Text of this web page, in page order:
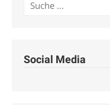
Social Media